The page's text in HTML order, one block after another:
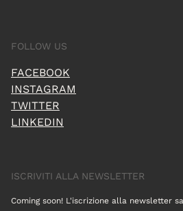
FOLLOW US
FACEBOOK
INSTAGRAM
TWITTER
LINKEDIN
ISCRIVITI ALLA NEWSLETTER
Coming soon! L'iscrizione alla newsletter